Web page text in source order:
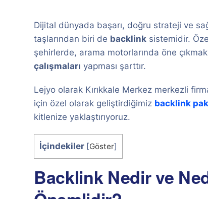
Dijital dünyada başarı, doğru strateji ve
taşlarından biri de backlink sistemidir.
şehirlerde, arama motorlarında öne
çalışmaları yapması şarttır.
Lejyo olarak Kırıkkale Merkez merkezli
için özel olarak geliştirdiğimiz backlink
kitlenize yaklaştırıyoruz.
İçindekiler [Göster]
Backlink Nedir ve